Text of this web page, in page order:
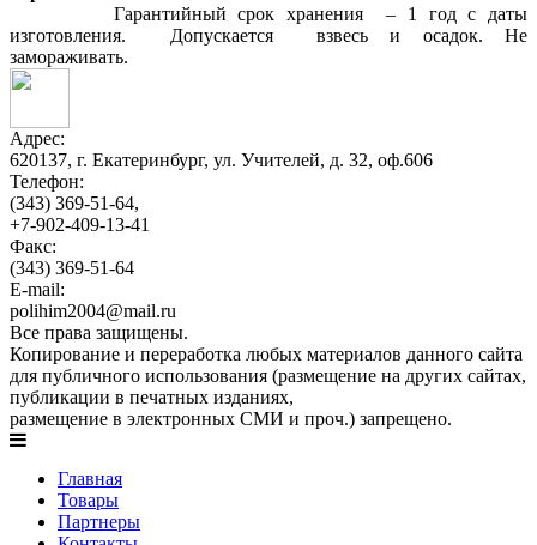
Гарантийный срок хранения – 1 год с даты
изготовления. Допускается взвесь и осадок. Не
замораживать.
Адрес:
620137, г. Екатеринбург, ул. Учителей, д. 32, оф.606
Телефон:
(343) 369-51-64,
+7-902-409-13-41
Факс:
(343) 369-51-64
E-mail:
polihim2004@mail.ru
Все права защищены.
Копирование и переработка любых материалов данного сайта
для публичного использования (размещение на других сайтах,
публикации в печатных изданиях,
размещение в электронных СМИ и проч.) запрещено.
Главная
Товары
Партнеры